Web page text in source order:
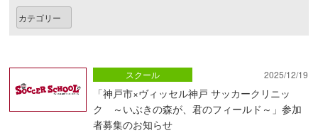
2025/12/19
「神戸市×ヴィッセル神戸 サッカークリニッ
ク ～いぶきの森が、君のフィールド～」参加
者募集のお知らせ
スクール